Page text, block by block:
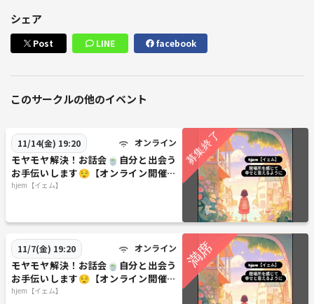
シェア
Post LINE facebook
このサークルの他のイベント
11/14(金) 19:20 オンライン
モヤモヤ解決！お話会🍵自分と出会う
お手伝いします😌【オンライン開催、
11月14日(金)19時20分〜】
hjem【イェム】
11/7(金) 19:20 オンライン
モヤモヤ解決！お話会🍵自分と出会う
お手伝いします😌【オンライン開催、
11月7日(金)19時20分〜】
hjem【イェム】